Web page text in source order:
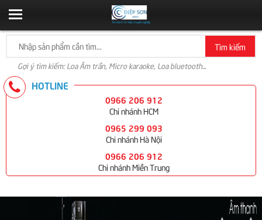
Tìm kiếm
Gợi ý tìm kiếm: Loa Âm trần, Micro karaoke, Loa bluetooth...
HOTLINE
0966 206 912
Chi nhánh HCM
0965 299 093
Chi nhánh Hà Nội
0966 206 912
Chi nhánh Miền Trung